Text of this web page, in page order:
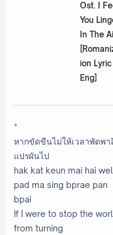
Ost. I
You
In The
ion Lyric
Eng]
*
หากขัดขืนไม่ให้เวลาพัดพา
แปรผันไป
hak kat keun mai hai
pad ma sing bprae pan
bpai
If I were to stop the
from turning